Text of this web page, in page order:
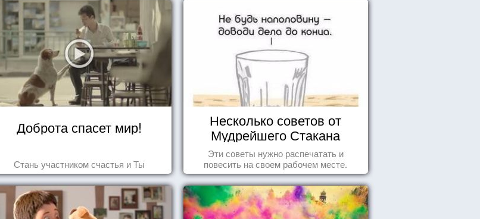
Доброта спасет мир!
Стань участником счастья и Ты
Несколько советов от
Мудрейшего Стакана
Эти советы нужно распечатать и
повесить на своем рабочем месте.